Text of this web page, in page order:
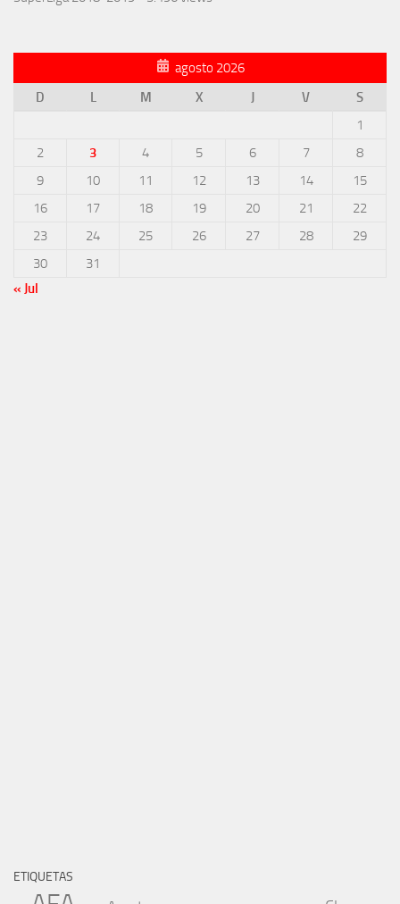
agosto 2026
D
L M X J V
S
1
2
3 4 5 6 7
8
9
10 11 12 13 14
15
16
17 18 19 20 21
22
23
24 25 26 27 28
29
30
31
« Jul
ETIQUETAS